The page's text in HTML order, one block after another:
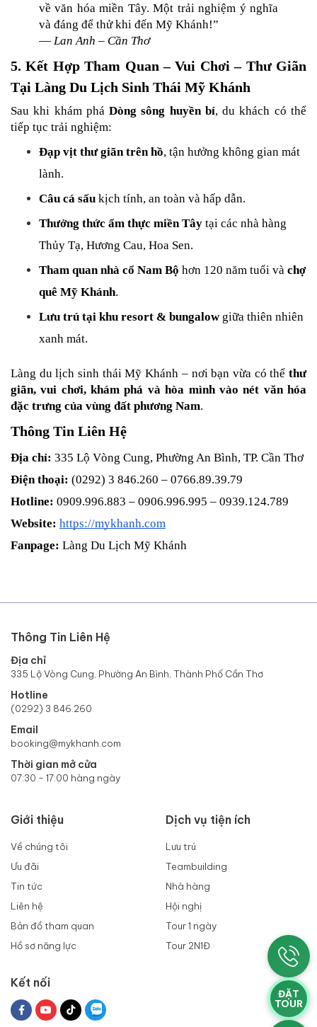
về văn hóa miền Tây. Một trải nghiệm ý nghĩa
và đáng để thử khi đến Mỹ Khánh!”
— Lan Anh – Cần Thơ
5. Kết Hợp Tham Quan – Vui Chơi – Thư Giãn
Tại Làng Du Lịch Sinh Thái Mỹ Khánh
Sau khi khám phá Dòng sông huyền bí, du khách có thể
tiếp tục trải nghiệm:
Đạp vịt thư giãn trên hồ, tận hưởng không gian mát
lành.
Câu cá sấu kịch tính, an toàn và hấp dẫn.
Thưởng thức ẩm thực miền Tây tại các nhà hàng
Thủy Tạ, Hương Cau, Hoa Sen.
Tham quan nhà cổ Nam Bộ hơn 120 năm tuổi và chợ
quê Mỹ Khánh.
Lưu trú tại khu resort & bungalow giữa thiên nhiên
xanh mát.
Làng du lịch sinh thái Mỹ Khánh – nơi bạn vừa có thể thư
giãn, vui chơi, khám phá và hòa mình vào nét văn hóa
đặc trưng của vùng đất phương Nam.
Thông Tin Liên Hệ
Địa chỉ: 335 Lộ Vòng Cung, Phường An Bình, TP. Cần Thơ
Điện thoại: (0292) 3 846.260 – 0766.89.39.79
Hotline: 0909.996.883 – 0906.996.995 – 0939.124.789
Website: https://mykhanh.com
Fanpage: Làng Du Lịch Mỹ Khánh
Thông Tin Liên Hệ
Địa chỉ
335 Lộ Vòng Cung, Phường An Bình, Thành Phố Cần Thơ
Hotline
(0292) 3 846.260
Email
booking@mykhanh.com
Thời gian mở cửa
07:30 - 17:00 hàng ngày
Giới thiệu
Về chúng tôi
Ưu đãi
Tin tức
Liên hệ
Bản đồ tham quan
Hồ sơ năng lực
Dịch vụ tiện ích
Lưu trú
Teambuilding
Nhà hàng
Hội nghị
Tour 1 ngày
Tour 2N1Đ
Kết nối
ĐẶT
TOUR